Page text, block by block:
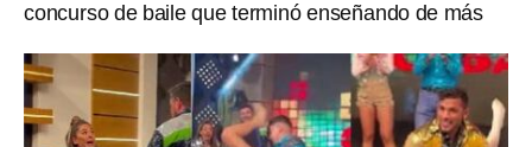
concurso de baile que terminó enseñando de más